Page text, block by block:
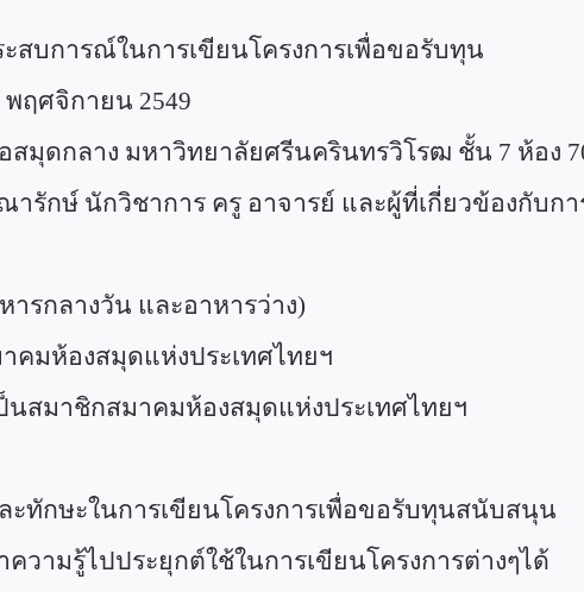
สบการณ์ในการเขียนโครงการเพื่อขอรับทุน
พฤศจิกายน 2549
าง มหาวิทยาลัยศรีนครินทรวิโรฒ ชั้น 7 ห้อง
กษ์ นักวิชาการ ครู อาจารย์ และผู้ที่เกี่ยวข้องกับก
ารกลางวัน และอาหารว่าง)
คมห้องสมุดแห่งประเทศไทยฯ
นสมาชิกสมาคมห้องสมุดแห่งประเทศไทยฯ
ะทักษะในการเขียนโครงการเพื่อขอรับทุนสนับสนุน
วามรู้ไปประยุกต์ใช้ในการเขียนโครงการต่างๆได้